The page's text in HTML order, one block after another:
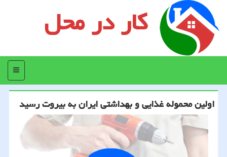
کار در محل
منو
اولین محموله غذایی و بهداشتی ایران به بیروت رسید